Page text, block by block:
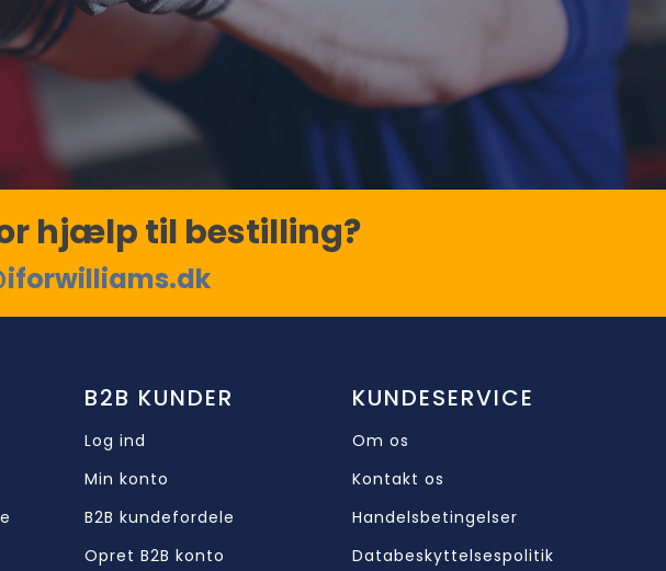
hjælp til bestilling?
B2B KUNDER
Log ind
Min konto
B2B kundefordele
Opret B2B konto
KUNDESERVICE
Om os
Kontakt os
Handelsbetingelser
Databeskyttelsespolitik